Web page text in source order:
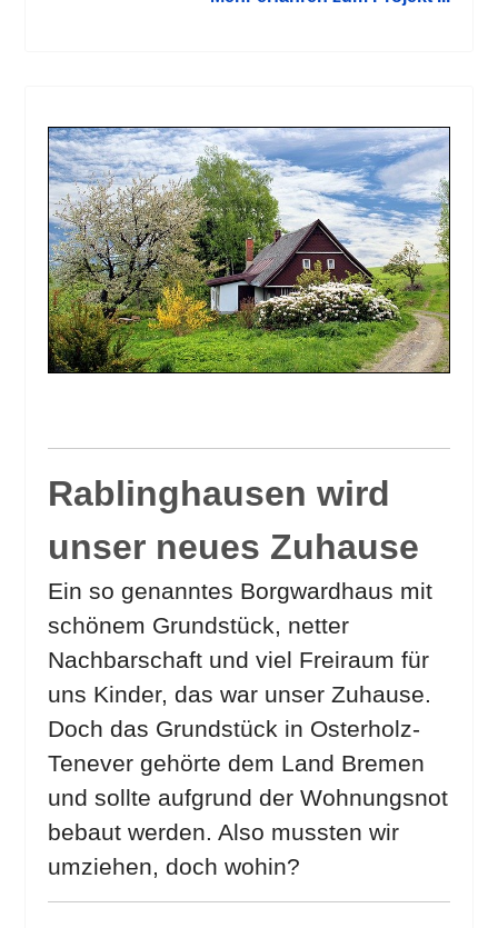
Rablinghausen wird
unser neues Zuhause
Ein so genanntes Borgwardhaus mit
schönem Grundstück, netter
Nachbarschaft und viel Freiraum für
uns Kinder, das war unser Zuhause.
Doch das Grundstück in Osterholz-
Tenever gehörte dem Land Bremen
und sollte aufgrund der Wohnungsnot
bebaut werden. Also mussten wir
umziehen, doch wohin?